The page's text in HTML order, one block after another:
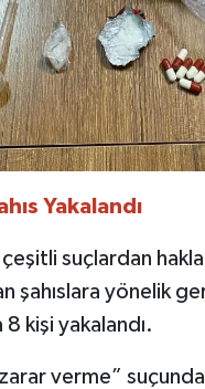
Yakalandı
suçlardan
şahıslara yönelik
8 kişi yakalandı.
verme”